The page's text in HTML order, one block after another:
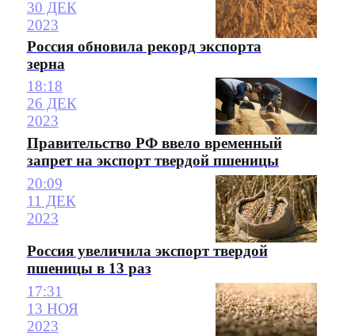
30 ДЕК
2023
Россия обновила рекорд экспорта
зерна
18:18
26 ДЕК
2023
Правительство РФ ввело временный
запрет на экспорт твердой пшеницы
20:09
11 ДЕК
2023
Россия увеличила экспорт твердой
пшеницы в 13 раз
17:31
13 НОЯ
2023